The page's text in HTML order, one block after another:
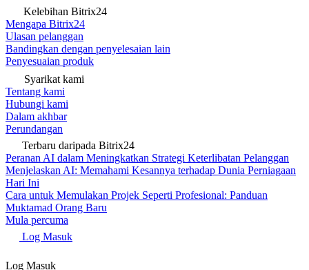
Kelebihan Bitrix24
Mengapa Bitrix24
Ulasan pelanggan
Bandingkan dengan penyelesaian lain
Penyesuaian produk
Syarikat kami
Tentang kami
Hubungi kami
Dalam akhbar
Perundangan
Terbaru daripada Bitrix24
Peranan AI dalam Meningkatkan Strategi Keterlibatan Pelanggan
Menjelaskan AI: Memahami Kesannya terhadap Dunia Perniagaan
Hari Ini
Cara untuk Memulakan Projek Seperti Profesional: Panduan
Muktamad Orang Baru
Mula percuma
Log Masuk
Log Masuk